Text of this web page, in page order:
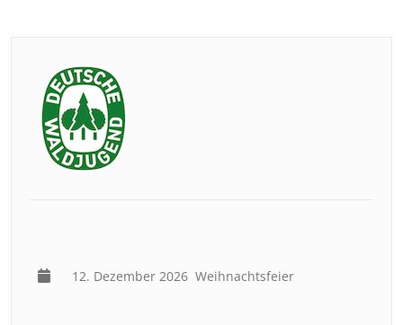
12. Dezember 2026 Weihnachtsfeier